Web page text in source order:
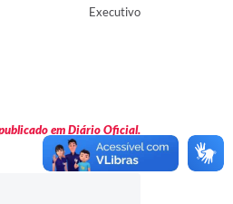
Executivo
em Diário Oficial.